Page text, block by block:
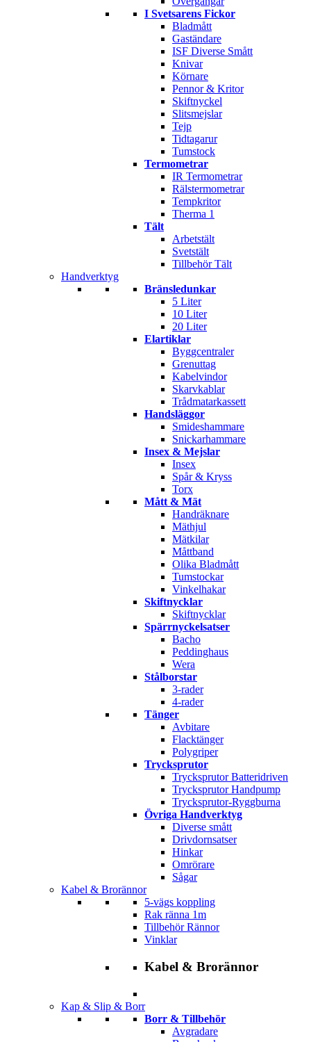
I Svetsarens Fickor
Bladmått
Gaständare
ISF Diverse Smått
Knivar
Körnare
Pennor & Kritor
Skiftnyckel
Slitsmejslar
Tejp
Tidtagarur
Tumstock
Termometrar
IR Termometrar
Rälstermometrar
Tempkritor
Therma 1
Tält
Arbetstält
Svetstält
Tillbehör Tält
Handverktyg
Bränsledunkar
5 Liter
10 Liter
20 Liter
Elartiklar
Byggcentraler
Grenuttag
Kabelvindor
Skarvkablar
Trådmatarkassett
Handsläggor
Smideshammare
Snickarhammare
Insex & Mejslar
Insex
Spår & Kryss
Torx
Mått & Mät
Handräknare
Mäthjul
Mätkilar
Måttband
Olika Bladmått
Tumstockar
Vinkelhakar
Skiftnycklar
Skiftnycklar
Spärrnyckelsatser
Bacho
Peddinghaus
Wera
Stålborstar
3-rader
4-rader
Tänger
Avbitare
Flacktänger
Polygriper
Trycksprutor
Trycksprutor Batteridriven
Trycksprutor Handpump
Trycksprutor-Ryggburna
Övriga Handverktyg
Diverse smått
Drivdornsatser
Hinkar
Omrörare
Sågar
Kabel & Brorännor
5-vägs koppling
Rak ränna 1m
Tillbehör Rännor
Vinklar
Kabel & Brorännor
Kap & Slip & Borr
Borr & Tillbehör
Avgradare